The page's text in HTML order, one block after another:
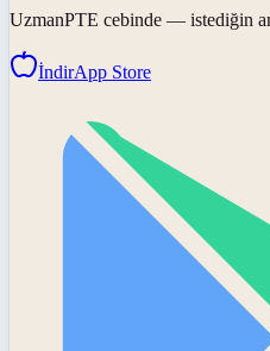
UzmanPTE cebinde — istediğin
İndirApp Store